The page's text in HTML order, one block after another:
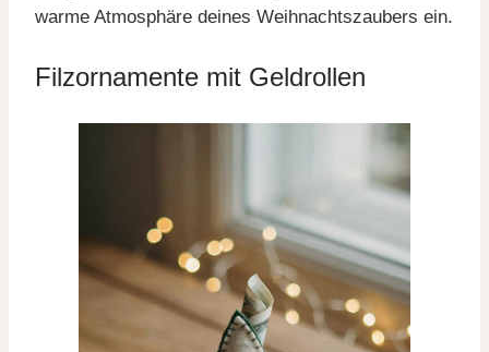
warme Atmosphäre deines Weihnachtszaubers ein.
Filzornamente mit Geldrollen